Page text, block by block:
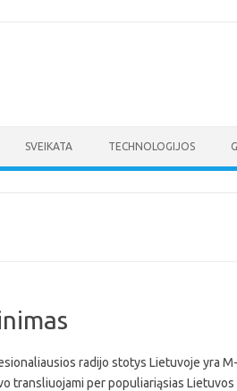
SVEIKATA TECHNOLOGIJOS
radijo stotys Lietuvoje yra M-
transliuojami per populiariąsias